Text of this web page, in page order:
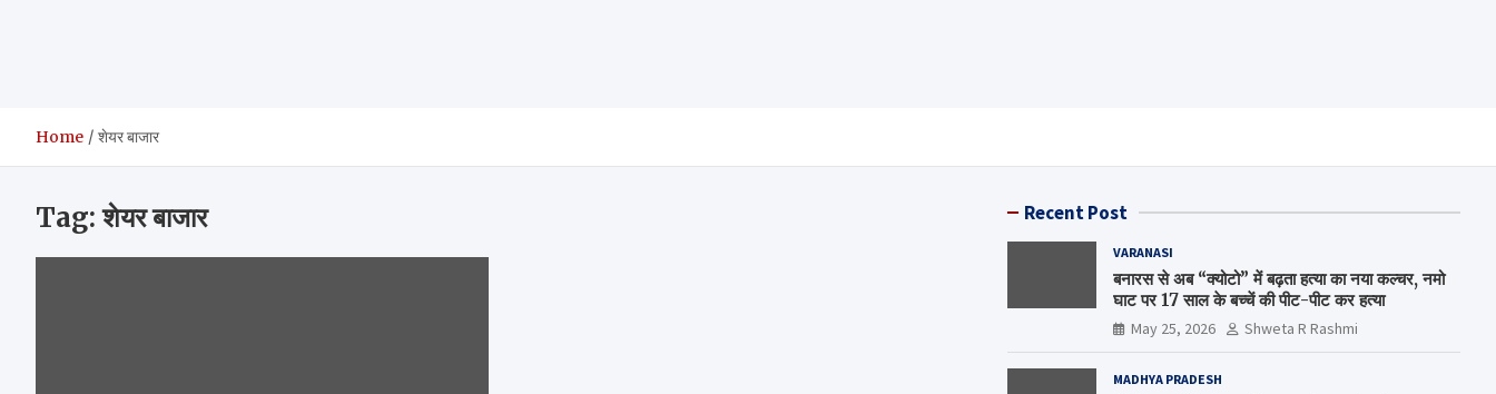
Home शेयर बाजार
Tag:शेयर बाजार Recent Post
VARANASI
बनारस से अब “क्योटो” में बढ़ता हत्या का नया कल्चर, नमो
घाट पर 17 साल के बच्चें की पीट-पीट कर हत्या
May 25, 2026 Shweta R Rashmi
MADHYA PRADESH